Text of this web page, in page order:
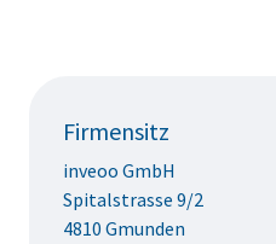
Firmensitz
inveoo GmbH
Spitalstrasse 9/2
4810 Gmunden